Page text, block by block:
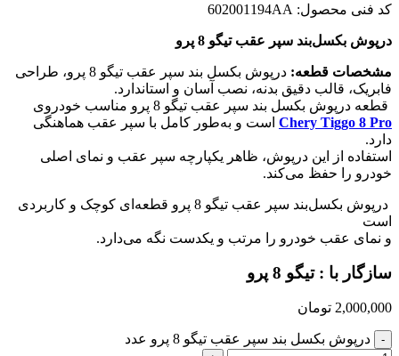
کد فنی محصول: 602001194AA
درپوش بکسل‌بند سپر عقب تیگو 8 پرو
مشخصات قطعه:
درپوش بکسل بند سپر عقب تیگو 8 پرو، طراحی
فابریک، قالب دقیق بدنه، نصب آسان و استاندارد.
قطعه درپوش بکسل بند سپر عقب تیگو 8 پرو مناسب خودروی
Chery Tiggo 8 Pro است و به‌طور کامل با سپر عقب هماهنگی
دارد.
استفاده از این درپوش، ظاهر یکپارچه سپر عقب و نمای اصلی
خودرو را حفظ می‌کند.
درپوش بکسل‌بند سپر عقب تیگو 8 پرو قطعه‌ای کوچک و کاربردی
است
و نمای عقب خودرو را مرتب و یکدست نگه می‌دارد.
سازگار با : تیگو 8 پرو
2,000,000 تومان
درپوش بکسل بند سپر عقب تیگو 8 پرو عدد